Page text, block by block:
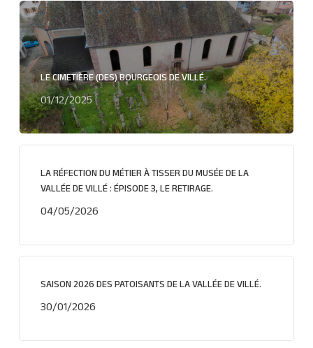
LE CIMETIÈRE (DES) BOURGEOIS DE VILLÉ.
01/12/2025
LA RÉFECTION DU MÉTIER À TISSER DU MUSÉE DE LA
VALLÉE DE VILLÉ : ÉPISODE 3, LE RETIRAGE.
04/05/2026
SAISON 2026 DES PATOISANTS DE LA VALLÉE DE VILLÉ.
30/01/2026